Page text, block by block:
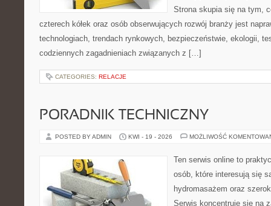
Strona skupia się na tym,
czterech kółek oraz osób obserwujących rozwój branży jest
technologiach, trendach rynkowych, bezpieczeństwie, ekologii,
codziennych zagadnieniach związanych z […]
CATEGORIES: RELACJE
PORADNIK TECHNICZNY
POSTED BY ADMIN KWI - 19 - 2026 MOŻLIWOŚĆ
Ten serwis online to
osób, które interesują się
hydromasażem oraz
Serwis koncentruje się na